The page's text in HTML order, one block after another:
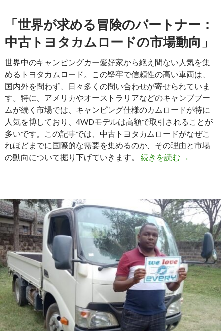
「世界が求める冒険のパートナー：
中古トヨタカムロードの市場動向」
世界中のキャンピングカー愛好家から絶え間ない人気を集
めるトヨタカムロード。この堅牢で信頼性の高い車両は、
国内外を問わず、日々多くの問い合わせが寄せられていま
す。特に、アメリカやオーストラリアなどのキャンプブー
ムが続く市場では、キャンピング仕様のカムロードが特に
人気を博しており、4WDモデルは高額で取引されることが
多いです。この記事では、中古トヨタカムロードがなぜこ
れほどまでに国際的な需要を集めるのか、その理由と市場
の動向について掘り下げていきます。 続きを読む 【海
が
高
い
中
古
車】
ト
ヨ
タ
カ
ム
→